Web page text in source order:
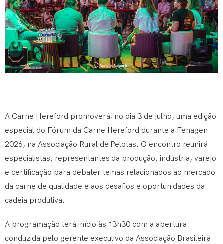
A Carne Hereford promoverá, no dia 3 de julho, uma edição
especial do Fórum da Carne Hereford durante a Fenagen
2026, na Associação Rural de Pelotas. O encontro reunirá
especialistas, representantes da produção, indústria, varejo
e certificação para debater temas relacionados ao mercado
da carne de qualidade e aos desafios e oportunidades da
cadeia produtiva.
A programação terá início às 13h30 com a abertura
conduzida pelo gerente executivo da Associação Brasileira